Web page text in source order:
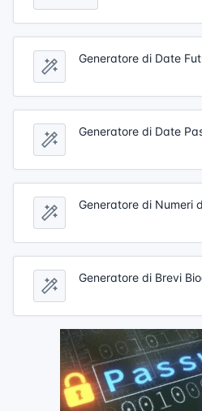
Generatore di Date
Generatore di Date
Generatore di Numeri
Generatore di Brevi